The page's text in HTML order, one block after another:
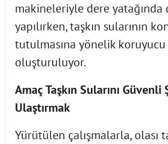
makineleriyle dere yatağında
yapılırken, taşkın sularının
tutulmasına yönelik koruyucu
oluşturuluyor.
Amaç Taşkın Sularını
Ulaştırmak
Yürütülen çalışmalarla, olası